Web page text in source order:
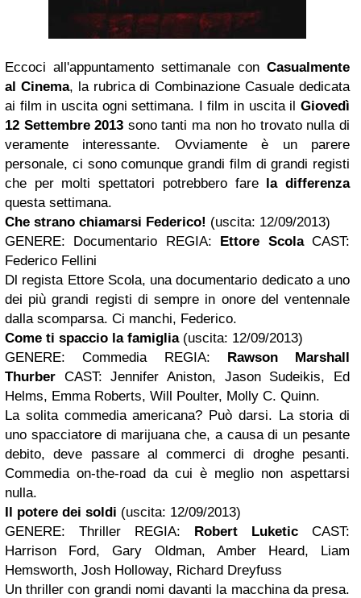
Eccoci all'appuntamento settimanale con Casualmente
al Cinema, la rubrica di Combinazione Casuale dedicata
ai film in uscita ogni settimana. I film in uscita il Giovedì
12 Settembre 2013 sono tanti ma non ho trovato nulla di
veramente interessante. Ovviamente è un parere
personale, ci sono comunque grandi film di grandi registi
che per molti spettatori potrebbero fare la differenza
questa settimana.
Che strano chiamarsi Federico! (uscita: 12/09/2013)
GENERE: Documentario REGIA: Ettore ScolaCAST:
Federico Fellini
Dl regista Ettore Scola, una documentario dedicato a uno
dei più grandi registi di sempre in onore del ventennale
dalla scomparsa. Ci manchi, Federico.
Come ti spaccio la famiglia (uscita: 12/09/2013)
GENERE: Commedia REGIA: Rawson Marshall
Thurber CAST: Jennifer Aniston, Jason Sudeikis, Ed
Helms, Emma Roberts, Will Poulter, Molly C. Quinn.
La solita commedia americana? Può darsi. La storia di
uno spacciatore di marijuana che, a causa di un pesante
debito, deve passare al commerci di droghe pesanti.
Commedia on-the-road da cui è meglio non aspettarsi
nulla.
Il potere dei soldi (uscita: 12/09/2013)
GENERE: Thriller REGIA: Robert Luketic CAST:
Harrison Ford, Gary Oldman, Amber Heard, Liam
Hemsworth, Josh Holloway, Richard Dreyfuss
Un thriller con grandi nomi davanti la macchina da presa.